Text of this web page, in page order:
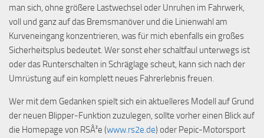
man sich, ohne größere Lastwechsel oder Unruhen im Fahrwerk,
voll und ganz auf das Bremsmanöver und die Linienwahl am
Kurveneingang konzentrieren, was für mich ebenfalls ein großes
Sicherheitsplus bedeutet. Wer sonst eher schaltfaul unterwegs ist
oder das Runterschalten in Schräglage scheut, kann sich nach der
Umrüstung auf ein komplett neues Fahrerlebnis freuen.
Wer mit dem Gedanken spielt sich ein aktuelleres Modell auf Grund
der neuen Blipper-Funktion zuzulegen, sollte vorher einen Blick auf
die Homepage von RSÂ²e (www.rs2e.de) oder Pepic-Motorsport